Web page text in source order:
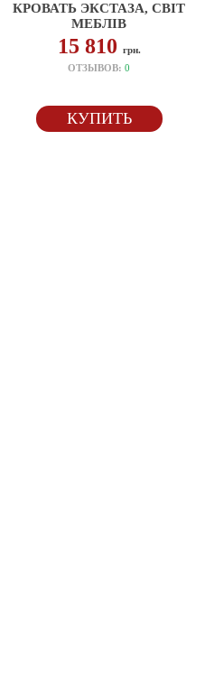
КРОВАТЬ ЭКСТАЗА, СВІТ
МЕБЛІВ
15 810 грн.
ОТЗЫВОВ:0
КУПИТЬ